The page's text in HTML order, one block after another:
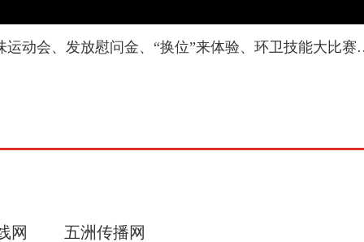
运动会、发放慰问金、“换位”来体验、环卫技能大比
网 五洲传播网